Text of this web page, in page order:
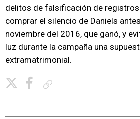
delitos de falsificación de
comprar el silencio de Daniels
noviembre del 2016, que ganó, y
luz durante la campaña una
extramatrimonial.